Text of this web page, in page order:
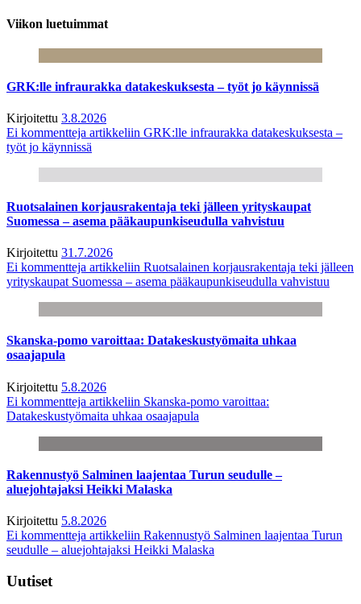
Viikon luetuimmat
GRK:lle infraurakka datakeskuksesta – työt jo käynnissä
Kirjoitettu 3.8.2026
Ei kommentteja artikkeliin GRK:lle infraurakka datakeskuksesta –
työt jo käynnissä
Ruotsalainen korjausrakentaja teki jälleen yrityskaupat
Suomessa – asema pääkaupunkiseudulla vahvistuu
Kirjoitettu 31.7.2026
Ei kommentteja artikkeliin Ruotsalainen korjausrakentaja teki jälleen
yrityskaupat Suomessa – asema pääkaupunkiseudulla vahvistuu
Skanska-pomo varoittaa: Datakeskustyömaita uhkaa
osaajapula
Kirjoitettu 5.8.2026
Ei kommentteja artikkeliin Skanska-pomo varoittaa:
Datakeskustyömaita uhkaa osaajapula
Rakennustyö Salminen laajentaa Turun seudulle –
aluejohtajaksi Heikki Malaska
Kirjoitettu 5.8.2026
Ei kommentteja artikkeliin Rakennustyö Salminen laajentaa Turun
seudulle – aluejohtajaksi Heikki Malaska
Uutiset